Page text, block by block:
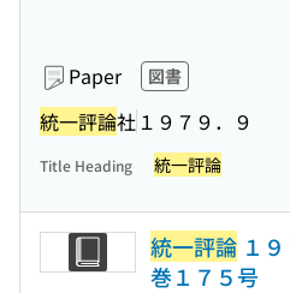
Paper 図書
統一評論社 １９７９．９
Title Heading 統一評論
統一評論 １
巻１７５号